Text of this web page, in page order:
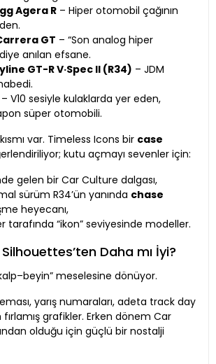
Agera R – Hiper otomobil çağının
GT – “Son analog hiper
anılan efsane.
GT-R V·Spec II (R34) – JDM
– V10 sesiyle kulaklarda yer eden,
süper otomobili.
var. Timeless Icons bir case
kutu açmayı sevenler için:
gelen bir Car Culture dalgası,
sürüm R34’ün yanında chase
heyecanı,
tarafında “ikon” seviyesinde modeller.
Daha mı İyi?
meselesine dönüyor.
yarış numaraları, adeta track day
grafikler. Erken dönem Car
olduğu için güçlü bir nostalji